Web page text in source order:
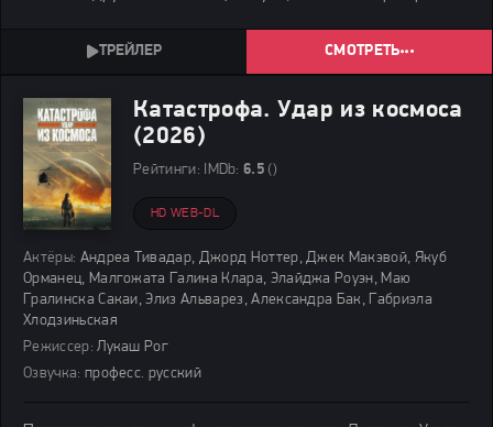
СМОТРЕТЬ
Катастрофа. Удар из космоса
(2026)
Рейтинги: IMDb:6.5 ()
HD WEB-DL
Актёры: Андреа Тивадар, Джорд Ноттер, Джек Макэвой, Якуб
Орманец, Малгожата Галина Клара, Элайджа Роуэн, Маю
Гралинска Сакаи, Элиз Альварез, Александра Бак, Габриэла
Хлодзиньская
Режиссер: Лукаш Рог
Озвучка: професс. русский